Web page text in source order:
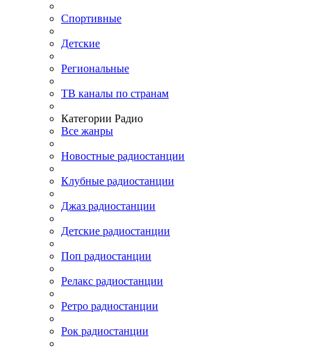
Спортивные
Детские
Региональные
ТВ каналы по странам
Категории Радио
Все жанры
Новостные радиостанции
Клубные радиостанции
Джаз радиостанции
Детские радиостанции
Поп радиостанции
Релакс радиостанции
Ретро радиостанции
Рок радиостанции